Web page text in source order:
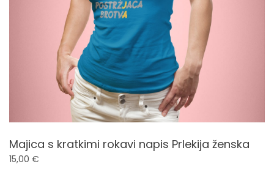
Majica s kratkimi rokavi napis Prlekija ženska
15,00 €